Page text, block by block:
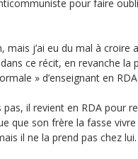
pour faire
mais j’ai eu du mal à croire
ce récit, en revanche la
» d’enseignant en
il revient en RDA pour
que son frère la fasse
il ne la prend pas chez lui.